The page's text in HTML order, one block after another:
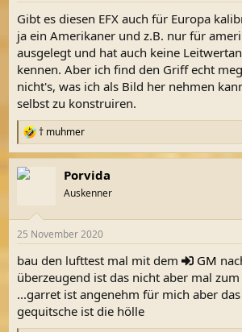
Gibt es diesen EFX auch für Europa
ja ein Amerikaner und z.B. nur für
ausgelegt und hat auch keine
kennen. Aber ich find den Griff echt
nicht's, was ich als Bild her nehmen
selbst zu konstruiren.
R
e
a
k
n
e
:
† muhmer
Porvida
Auskenner
25 November 2020
bau den lufttest mal mit dem GM
überzeugend ist das nicht aber mal
...garret ist angenehm für mich aber
gequitsche ist die hölle